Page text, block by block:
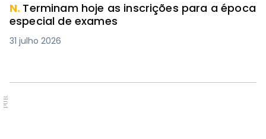
N. Terminam hoje as inscrições para a época
especial de exames
31 julho 2026
PUB.